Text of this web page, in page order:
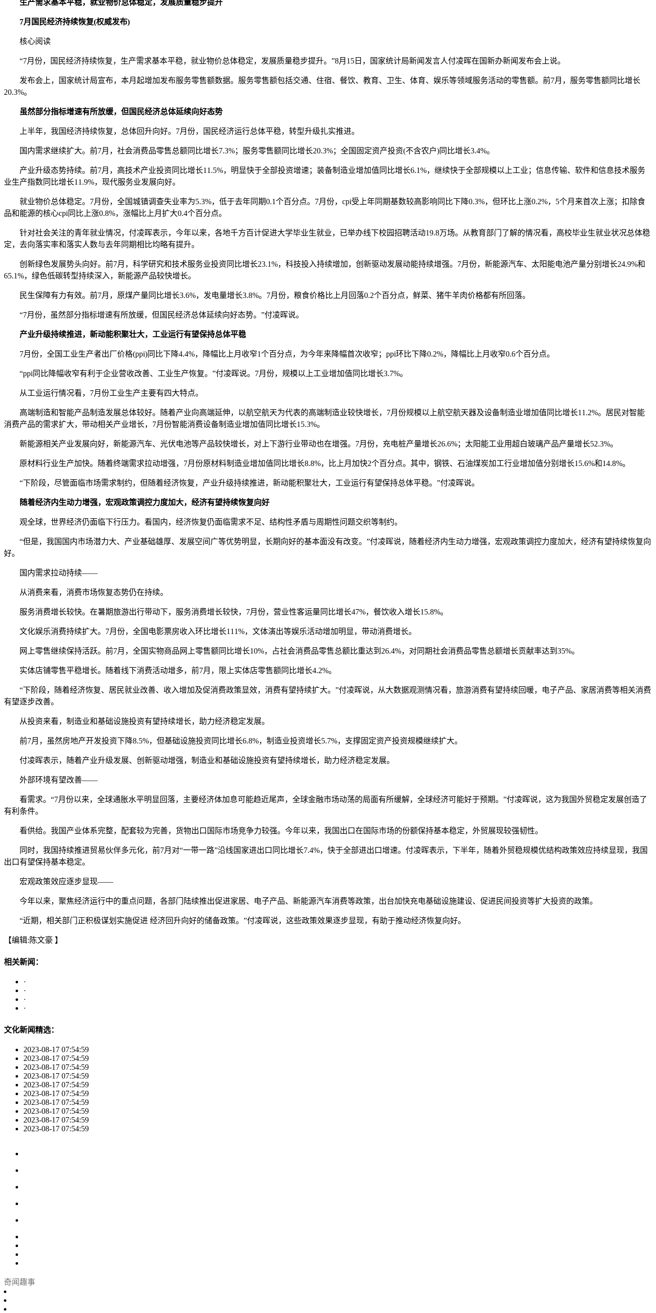
生产需求基本平稳，就业物价总体稳定，发展质量稳步提升
7月国民经济持续恢复(权威发布)
核心阅读
“7月份，国民经济持续恢复，生产需求基本平稳，就业物价总体稳定，发展质量稳步提升。”8月15日，国家统计局新闻发言人付凌晖在国新办新闻发布会上说。
发布会上，国家统计局宣布，本月起增加发布服务零售额数据。服务零售额包括交通、住宿、餐饮、教育、卫生、体育、娱乐等领域服务活动的零售额。前7月，服务零售额同比增长
20.3%。
虽然部分指标增速有所放缓，但国民经济总体延续向好态势
上半年，我国经济持续恢复，总体回升向好。7月份，国民经济运行总体平稳，转型升级扎实推进。
国内需求继续扩大。前7月，社会消费品零售总额同比增长7.3%；服务零售额同比增长20.3%；全国固定资产投资(不含农户)同比增长3.4%。
产业升级态势持续。前7月，高技术产业投资同比增长11.5%，明显快于全部投资增速；装备制造业增加值同比增长6.1%，继续快于全部规模以上工业；信息传输、软件和信息技术服务
业生产指数同比增长11.9%，现代服务业发展向好。
就业物价总体稳定。7月份，全国城镇调查失业率为5.3%，低于去年同期0.1个百分点。7月份，cpi受上年同期基数较高影响同比下降0.3%，但环比上涨0.2%，5个月来首次上涨；扣除食
品和能源的核心cpi同比上涨0.8%，涨幅比上月扩大0.4个百分点。
针对社会关注的青年就业情况，付凌晖表示，今年以来，各地千方百计促进大学毕业生就业，已举办线下校园招聘活动19.8万场。从教育部门了解的情况看，高校毕业生就业状况总体稳
定，去向落实率和落实人数与去年同期相比均略有提升。
创新绿色发展势头向好。前7月，科学研究和技术服务业投资同比增长23.1%，科技投入持续增加，创新驱动发展动能持续增强。7月份，新能源汽车、太阳能电池产量分别增长24.9%和
65.1%，绿色低碳转型持续深入，新能源产品较快增长。
民生保障有力有效。前7月，原煤产量同比增长3.6%，发电量增长3.8%。7月份，粮食价格比上月回落0.2个百分点，鲜菜、猪牛羊肉价格都有所回落。
“7月份，虽然部分指标增速有所放缓，但国民经济总体延续向好态势。”付凌晖说。
产业升级持续推进，新动能积聚壮大，工业运行有望保持总体平稳
7月份，全国工业生产者出厂价格(ppi)同比下降4.4%，降幅比上月收窄1个百分点，为今年来降幅首次收窄；ppi环比下降0.2%，降幅比上月收窄0.6个百分点。
“ppi同比降幅收窄有利于企业营收改善、工业生产恢复。”付凌晖说。7月份，规模以上工业增加值同比增长3.7%。
从工业运行情况看，7月份工业生产主要有四大特点。
高端制造和智能产品制造发展总体较好。随着产业向高端延伸，以航空航天为代表的高端制造业较快增长，7月份规模以上航空航天器及设备制造业增加值同比增长11.2%。居民对智能
消费产品的需求扩大，带动相关产业增长，7月份智能消费设备制造业增加值同比增长15.3%。
新能源相关产业发展向好，新能源汽车、光伏电池等产品较快增长，对上下游行业带动也在增强。7月份，充电桩产量增长26.6%；太阳能工业用超白玻璃产品产量增长52.3%。
原材料行业生产加快。随着终端需求拉动增强，7月份原材料制造业增加值同比增长8.8%，比上月加快2个百分点。其中，钢铁、石油煤炭加工行业增加值分别增长15.6%和14.8%。
“下阶段，尽管面临市场需求制约，但随着经济恢复，产业升级持续推进，新动能积聚壮大，工业运行有望保持总体平稳。”付凌晖说。
随着经济内生动力增强，宏观政策调控力度加大，经济有望持续恢复向好
观全球，世界经济仍面临下行压力。看国内，经济恢复仍面临需求不足、结构性矛盾与周期性问题交织等制约。
“但是，我国国内市场潜力大、产业基础雄厚、发展空间广等优势明显，长期向好的基本面没有改变。”付凌晖说，随着经济内生动力增强，宏观政策调控力度加大，经济有望持续恢复向
好。
国内需求拉动持续——
从消费来看，消费市场恢复态势仍在持续。
服务消费增长较快。在暑期旅游出行带动下，服务消费增长较快，7月份，营业性客运量同比增长47%，餐饮收入增长15.8%。
文化娱乐消费持续扩大。7月份，全国电影票房收入环比增长111%，文体演出等娱乐活动增加明显，带动消费增长。
网上零售继续保持活跃。前7月，全国实物商品网上零售额同比增长10%，占社会消费品零售总额比重达到26.4%，对同期社会消费品零售总额增长贡献率达到35%。
实体店铺零售平稳增长。随着线下消费活动增多，前7月，限上实体店零售额同比增长4.2%。
“下阶段，随着经济恢复、居民就业改善、收入增加及促消费政策显效，消费有望持续扩大。”付凌晖说，从大数据观测情况看，旅游消费有望持续回暖，电子产品、家居消费等相关消费
有望逐步改善。
从投资来看，制造业和基础设施投资有望持续增长，助力经济稳定发展。
前7月，虽然房地产开发投资下降8.5%，但基础设施投资同比增长6.8%，制造业投资增长5.7%，支撑固定资产投资规模继续扩大。
付凌晖表示，随着产业升级发展、创新驱动增强，制造业和基础设施投资有望持续增长，助力经济稳定发展。
外部环境有望改善——
看需求。“7月份以来，全球通胀水平明显回落，主要经济体加息可能趋近尾声，全球金融市场动荡的局面有所缓解，全球经济可能好于预期。”付凌晖说，这为我国外贸稳定发展创造了
有利条件。
看供给。我国产业体系完整，配套较为完善，货物出口国际市场竞争力较强。今年以来，我国出口在国际市场的份额保持基本稳定，外贸展现较强韧性。
同时，我国持续推进贸易伙伴多元化，前7月对“一带一路”沿线国家进出口同比增长7.4%，快于全部进出口增速。付凌晖表示，下半年，随着外贸稳规模优结构政策效应持续显现，我国
出口有望保持基本稳定。
宏观政策效应逐步显现——
今年以来，聚焦经济运行中的重点问题，各部门陆续推出促进家居、电子产品、新能源汽车消费等政策，出台加快充电基础设施建设、促进民间投资等扩大投资的政策。
“近期，相关部门正积极谋划实施促进 经济回升向好的储备政策。”付凌晖说，这些政策效果逐步显现，有助于推动经济恢复向好。
【编辑:陈文豪 】
相关新闻：
·
·
·
·
文化新闻精选：
2023-08-17 07:54:59
2023-08-17 07:54:59
2023-08-17 07:54:59
2023-08-17 07:54:59
2023-08-17 07:54:59
2023-08-17 07:54:59
2023-08-17 07:54:59
2023-08-17 07:54:59
2023-08-17 07:54:59
2023-08-17 07:54:59
奇闻趣事